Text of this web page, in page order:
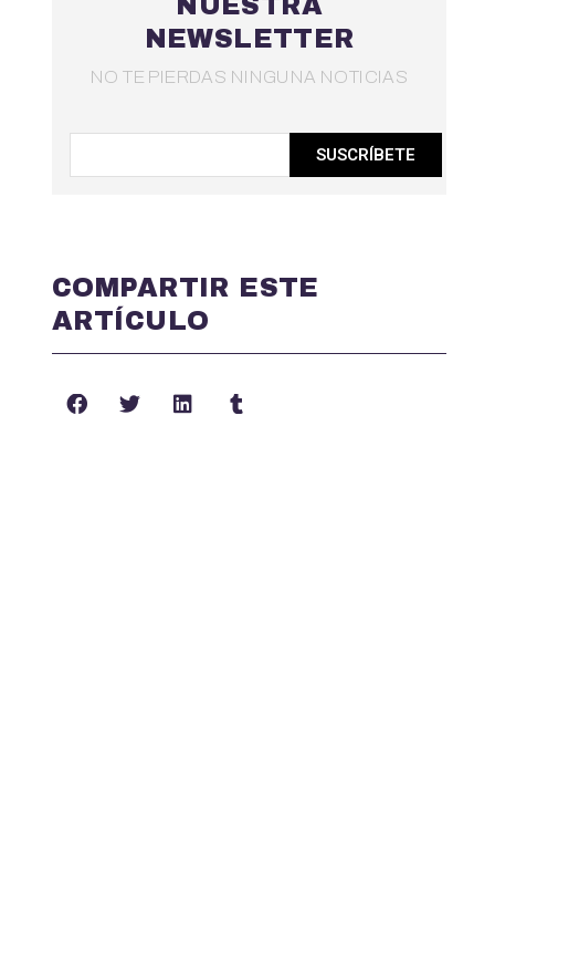
NUESTRA
NEWSLETTER
NO TE PIERDAS NINGUNA NOTICIAS
SUSCRÍBETE
COMPARTIR ESTE
ARTÍCULO